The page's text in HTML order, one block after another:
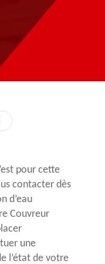
pour cette
contacter dès
d’eau
Couvreur
une
l’état de votre